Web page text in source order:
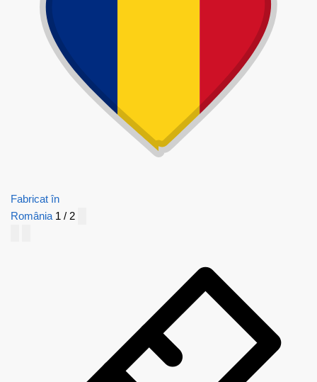
Fabricat în
România 1 / 2